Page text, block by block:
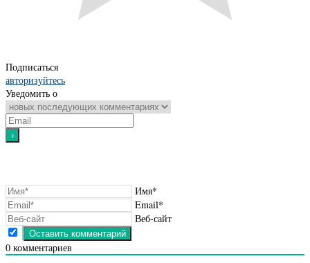
Подписаться
авторизуйтесь
Уведомить о
Имя*
Email*
Веб-сайт
0 комментариев